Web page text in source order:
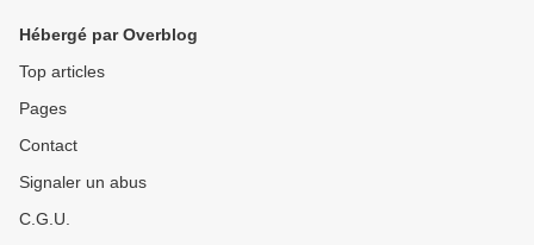
Hébergé par Overblog
Top articles
Pages
Contact
Signaler un abus
C.G.U.